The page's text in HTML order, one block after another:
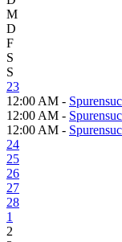
M
D
F
S
S
23
12:00 AM -
12:00 AM -
12:00 AM -
24
25
26
27
28
1
2